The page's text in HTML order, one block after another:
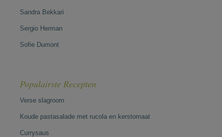
Sandra Bekkari
Sergio Herman
Sofie Dumont
Populairste Recepten
Verse slagroom
Koude pastasalade met rucola en kerstomaat
Currysaus